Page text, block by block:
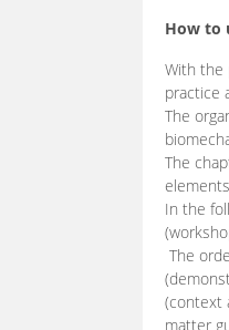
How to
With the
practice
The
The
In the
The
(context
matter